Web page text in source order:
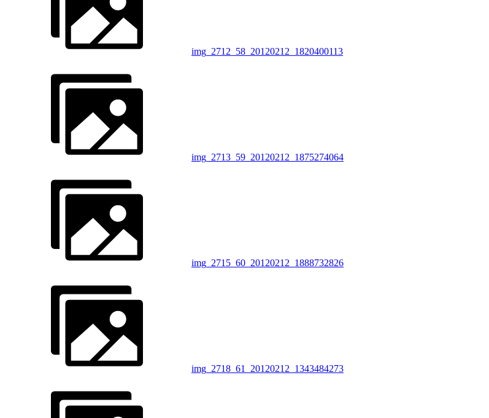
img_2712_58_20120212_1820400113
img_2713_59_20120212_1875274064
img_2715_60_20120212_1888732826
img_2718_61_20120212_1343484273